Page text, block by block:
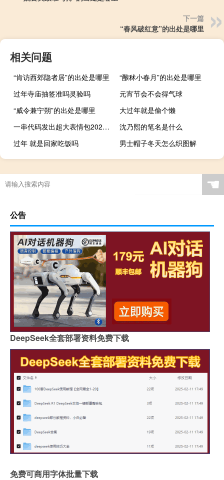
下一篇
“春风破红意”的出处是哪里
相关问题
“肯访西郊隐者居”的出处是哪里
“酿秫小春月”的出处是哪里
过年寺庙抽签准吗灵验吗
元宵节会不会得气球
“威令兼宁朔”的出处是哪里
大过年就是偷个懒
一串代码发出超大表情包2021（一串代码发出超大表情包）
沈乃熙的笔名是什么
过年 就是回家吃饭吗
男士帽子冬天怎么织图解
☚
公告
DeepSeek全套部署资料免费下载
免费可商用字体批量下载